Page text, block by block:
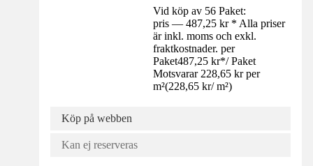
Vid köp av 56 Paket:
pris — 487,25 kr * Alla priser
är inkl. moms och exkl.
fraktkostnader. per
Paket487,25 kr*/ Paket
Motsvarar 228,65 kr per
m²(228,65 kr/ m²)
Köp på webben
Kan ej reserveras